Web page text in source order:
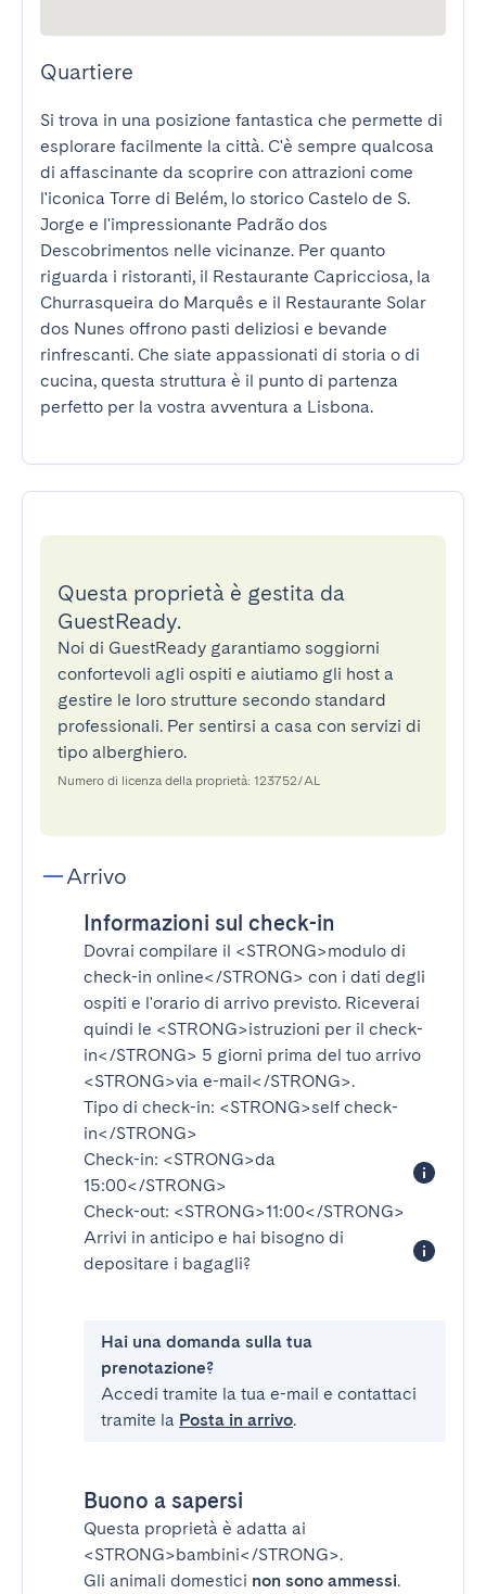
Quartiere
Si trova in una posizione fantastica che permette di
esplorare facilmente la città. C'è sempre qualcosa
di affascinante da scoprire con attrazioni come
l'iconica Torre di Belém, lo storico Castelo de S.
Jorge e l'impressionante Padrão dos
Descobrimentos nelle vicinanze. Per quanto
riguarda i ristoranti, il Restaurante Capricciosa, la
Churrasqueira do Marquês e il Restaurante Solar
dos Nunes offrono pasti deliziosi e bevande
rinfrescanti. Che siate appassionati di storia o di
cucina, questa struttura è il punto di partenza
perfetto per la vostra avventura a Lisbona.
Questa proprietà è gestita da
GuestReady.
Noi di GuestReady garantiamo soggiorni
confortevoli agli ospiti e aiutiamo gli host a
gestire le loro strutture secondo standard
professionali. Per sentirsi a casa con servizi di
tipo alberghiero.
Numero di licenza della proprietà: 123752/AL
Arrivo
Informazioni sul check-in
Dovrai compilare il <STRONG>modulo di
check-in online</STRONG> con i dati degli
ospiti e l'orario di arrivo previsto. Riceverai
quindi le <STRONG>istruzioni per il check-
in</STRONG> 5 giorni prima del tuo arrivo
<STRONG>via e-mail</STRONG>.
Tipo di check-in: <STRONG>self check-
in</STRONG>
Check-in: <STRONG>da
15:00</STRONG>
Check-out: <STRONG>11:00</STRONG>
Arrivi in anticipo e hai bisogno di
depositare i bagagli?
Hai una domanda sulla tua
prenotazione?
Accedi tramite la tua e-mail e contattaci
tramite la Posta in arrivo.
Buono a sapersi
Questa proprietà è adatta ai
<STRONG>bambini</STRONG>.
Gli animali domestici non sono ammessi.